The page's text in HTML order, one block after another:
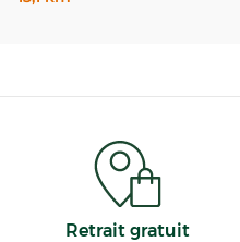
Retrait gratuit